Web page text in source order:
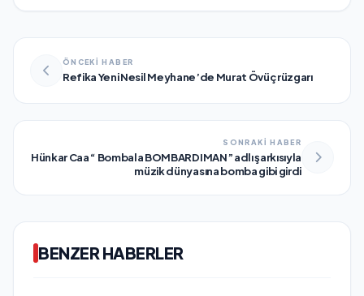
ÖNCEKİ HABER
Refika Yeni Nesil Meyhane’de Murat Övüç rüzgarı
SONRAKİ HABER
Hünkar Caa “ Bombala BOMBARDIMAN” adlı şarkısıyla
müzik dünyasına bomba gibi girdi
BENZER HABERLER